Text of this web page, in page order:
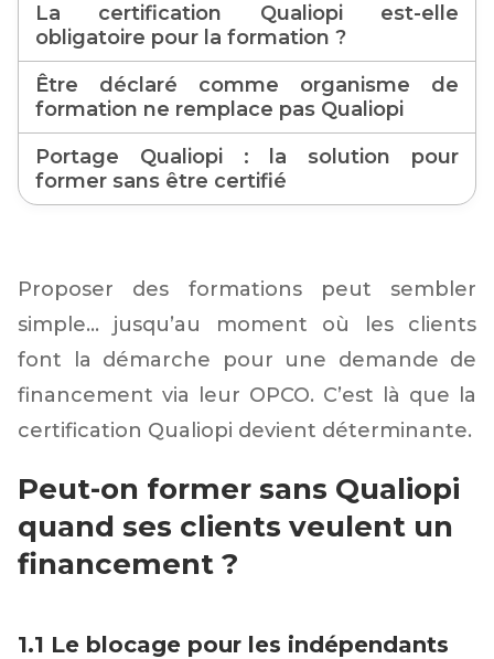
La certification Qualiopi est-elle
obligatoire pour la formation ?
Être déclaré comme organisme de
formation ne remplace pas Qualiopi
Portage Qualiopi : la solution pour
former sans être certifié
Proposer des formations peut sembler
simple… jusqu’au moment où les clients
font la démarche pour une demande de
financement via leur OPCO. C’est là que la
certification Qualiopi devient déterminante.
Peut-on former sans Qualiopi
quand ses clients veulent un
financement ?
1.1 Le blocage pour les indépendants